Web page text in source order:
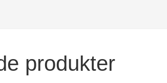
produkter